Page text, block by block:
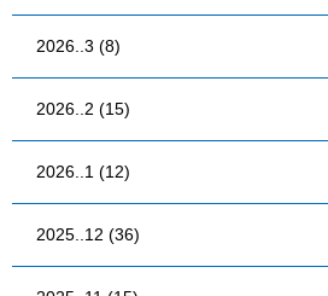
2026..3 (8)
2026..2 (15)
2026..1 (12)
2025..12 (36)